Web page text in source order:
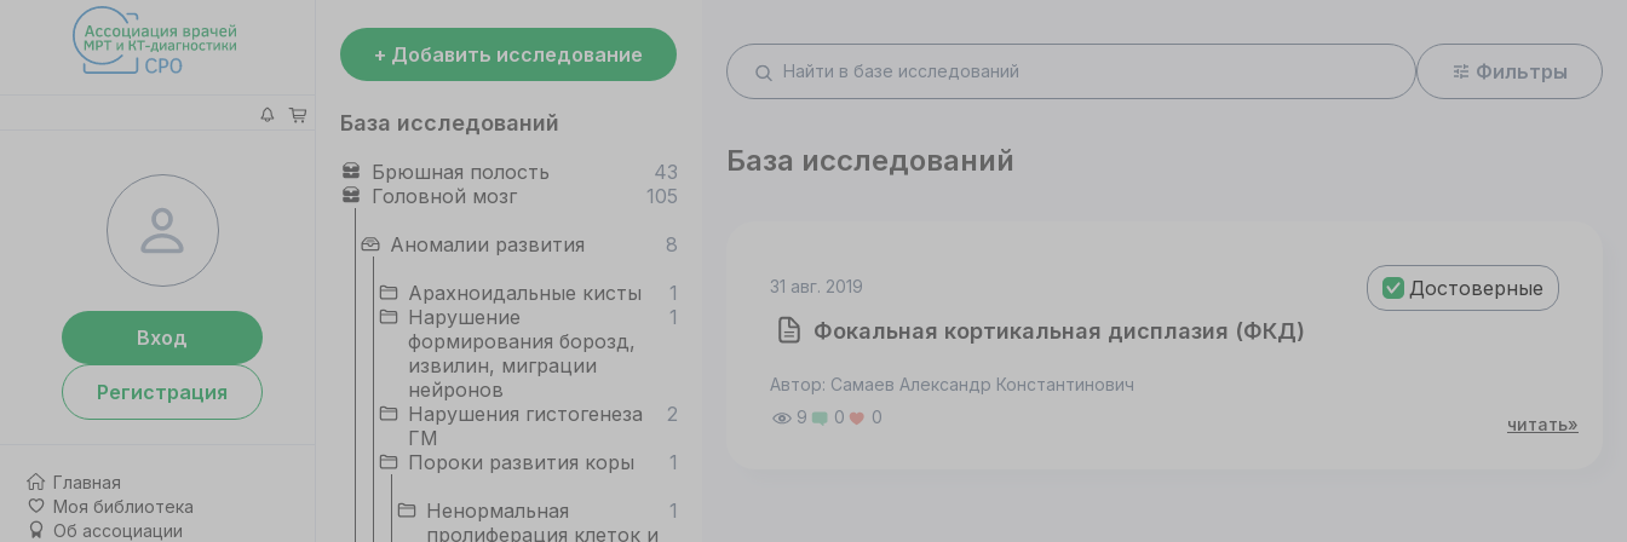
Вход
Регистрация
Главная
Моя библиотека
Об ассоциации
+ Добавить исследование
База исследований
Брюшная полость
43
Головной мозг
105
Аномалии развития
8
Арахноидальные кисты
1
Нарушение
формирования борозд,
извилин, миграции
нейронов
1
Нарушения гистогенеза
ГМ
2
Пороки развития коры
1
Ненормальная
пролиферация клеток и
1
Фильтры
База исследований
Достоверные
31 авг. 2019
Фокальная кортикальная дисплазия (ФКД)
Автор: Самаев Александр Константинович
9
0 0 читать»